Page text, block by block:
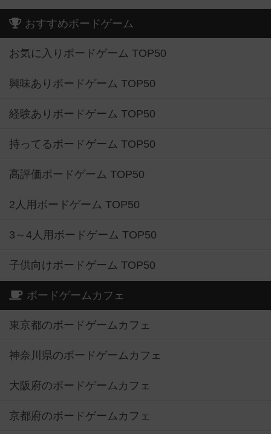
おすすめボードゲーム
お気に入りボードゲーム TOP50
興味ありボードゲーム TOP50
経験ありボードゲーム TOP50
持ってるボードゲーム TOP50
高評価ボードゲーム TOP50
2人用ボードゲーム TOP50
3～4人用ボードゲーム TOP50
子供向けボードゲーム TOP50
ボードゲームカフェ
東京都のボードゲームカフェ
神奈川県のボードゲームカフェ
大阪府のボードゲームカフェ
京都府のボードゲームカフェ